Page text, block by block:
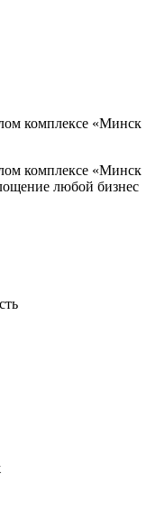
комплексе «Минск
комплексе «Минск
любой бизнес